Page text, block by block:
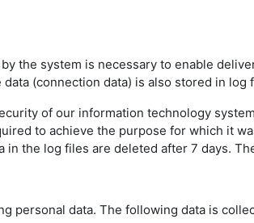
the system is necessary to enable
(connection data) is also stored in log
of our information technology
to achieve the purpose for which it
the log files are deleted after 7 days.
personal data. The following data is